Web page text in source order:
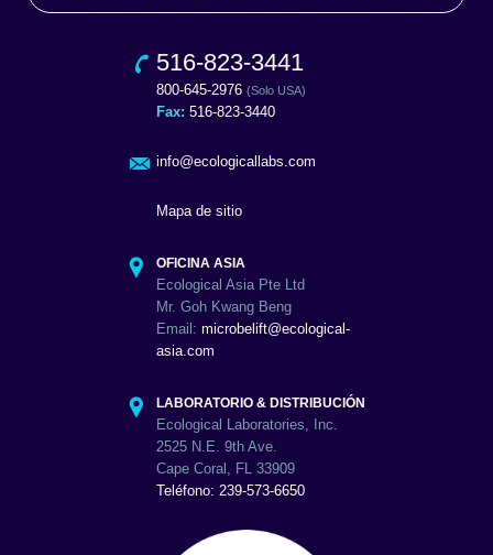
516-823-3441
800-645-2976 (Solo USA)
Fax: 516-823-3440
info@ecologicallabs.com
Mapa de sitio
OFICINA ASIA
Ecological Asia Pte Ltd
Mr. Goh Kwang Beng
Email: microbelift@ecological-
asia.com
LABORATORIO & DISTRIBUCIÓN
Ecological Laboratories, Inc.
2525 N.E. 9th Ave.
Cape Coral, FL 33909
Teléfono: 239-573-6650